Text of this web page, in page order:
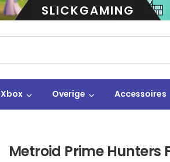
SLICKGAMING
Xbox Overige Accessoires
Metroid Prime Hunters